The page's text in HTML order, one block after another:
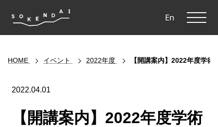
En
HOME イベント 2022年度 【開講案内】2022年度学
2022.04.01
【開講案内】2022年度学術